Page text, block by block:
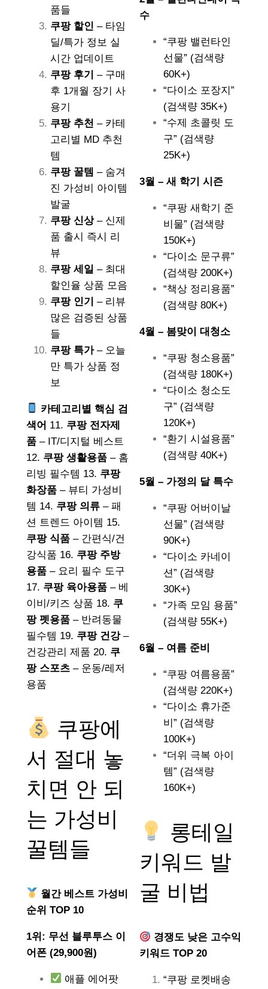
품들
쿠팡 할인 – 타임
딜/특가 정보 실
시간 업데이트
쿠팡 후기
– 구매
후 1개월 장기 사
용기
쿠팡 추천 – 카테
고리별 MD 추천
템
쿠팡 꿀템 – 숨겨
진 가성비 아이템
발굴
쿠팡 신상– 신제
품 출시 즉시 리
뷰
쿠팡 세일 – 최대
할인율 상품 모음
쿠팡 인기
– 리뷰
많은 검증된 상품
들
쿠팡 특가– 오늘
만 특가 상품 정
보
카테고리별 핵심 검
색어 11. 쿠팡 전자제
품 – IT/디지털 베스트
12. 쿠팡 생활용품 – 홈
리빙 필수템 13. 쿠팡
화장품 – 뷰티 가성비
템 14. 쿠팡 의류 – 패
션 트렌드 아이템 15.
쿠팡 식품 – 간편식/건
강식품 16. 쿠팡 주방
용품 – 요리 필수 도구
17. 쿠팡 육아용품 – 베
이비/키즈 상품 18. 쿠
팡 펫용품 – 반려동물
필수템 19. 쿠팡 건강–
건강관리 제품 20. 쿠
팡 스포츠 – 운동/레저
용품
쿠팡에
서 절대 놓
치면 안 되
는 가성비
꿀템들
월간 베스트 가성비
순위 TOP 10
1위: 무선 블루투스 이
어폰 (29,900원)
애플 에어팟
수
“쿠팡 밸런타인
선물” (검색량
60K+)
“다이소 포장지”
(검색량 35K+)
“수제 초콜릿 도
구” (검색량
25K+)
3월 – 새 학기 시즌
“쿠팡 새학기 준
비물” (검색량
150K+)
“다이소 문구류”
(검색량 200K+)
“책상 정리용품”
(검색량 80K+)
4월 – 봄맞이 대청소
“쿠팡 청소용품”
(검색량 180K+)
“다이소 청소도
구” (검색량
120K+)
“환기 시설용품”
(검색량 40K+)
5월 – 가정의 달 특수
“쿠팡 어버이날
선물” (검색량
90K+)
“다이소 카네이
션” (검색량
30K+)
“가족 모임 용품”
(검색량 55K+)
6월 – 여름 준비
“쿠팡 여름용품”
(검색량 220K+)
“다이소 휴가준
비” (검색량
100K+)
“더위 극복 아이
템” (검색량
160K+)
롱테일
키워드 발
굴 비법
경쟁도 낮은 고수익
키워드 TOP 20
“쿠팡 로켓배송